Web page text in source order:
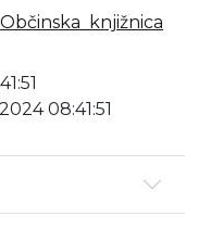
Občinska knjižnica
08:41:51